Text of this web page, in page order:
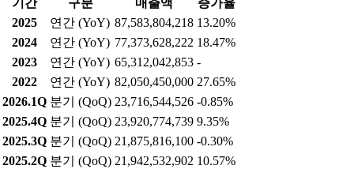
2025
연간 (YoY) 87,583,804,218 13.20%
2024
연간 (YoY) 77,373,628,222 18.47%
2023
연간 (YoY) 65,312,042,853 -
2022
연간 (YoY) 82,050,450,000 27.65%
2026.1Q 분기 (QoQ) 23,716,544,526 -0.85%
2025.4Q 분기 (QoQ) 23,920,774,739 9.35%
2025.3Q 분기 (QoQ) 21,875,816,100 -0.30%
2025.2Q 분기 (QoQ) 21,942,532,902 10.57%